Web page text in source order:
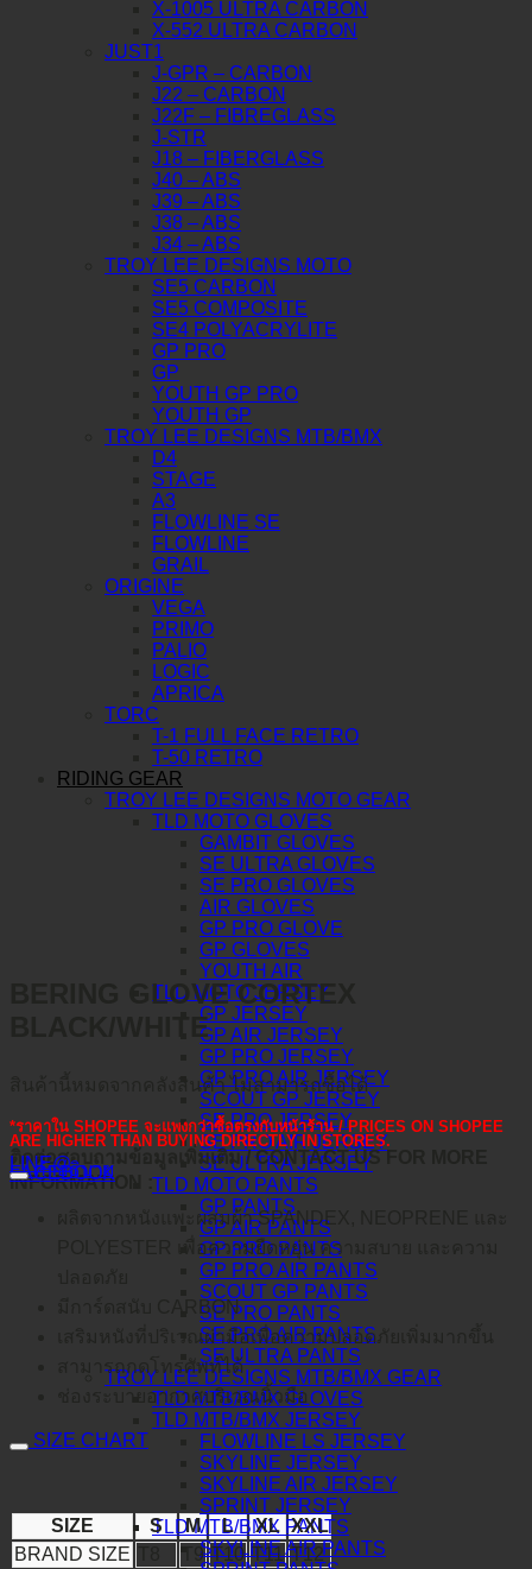
X-1005 ULTRA CARBON
X-552 ULTRA CARBON
JUST1
J-GPR – CARBON
J22 – CARBON
J22F – FIBREGLASS
J-STR
J18 – FIBERGLASS
J40 – ABS
J39 – ABS
J38 – ABS
J34 – ABS
TROY LEE DESIGNS MOTO
SE5 CARBON
SE5 COMPOSITE
SE4 POLYACRYLITE
GP PRO
GP
YOUTH GP PRO
YOUTH GP
TROY LEE DESIGNS MTB/BMX
D4
STAGE
A3
FLOWLINE SE
FLOWLINE
GRAIL
ORIGINE
VEGA
PRIMO
PALIO
LOGIC
APRICA
TORC
T-1 FULL FACE RETRO
T-50 RETRO
RIDING GEAR
TROY LEE DESIGNS MOTO GEAR
TLD MOTO GLOVES
GAMBIT GLOVES
SE ULTRA GLOVES
SE PRO GLOVES
AIR GLOVES
GP PRO GLOVE
GP GLOVES
YOUTH AIR
TLD MOTO JERSEY
GP JERSEY
GP AIR JERSEY
GP PRO JERSEY
GP PRO AIR JERSEY
SCOUT GP JERSEY
SE PRO JERSEY
SE PRO AIR JERSEY
SE ULTRA JERSEY
TLD MOTO PANTS
GP PANTS
GP AIR PANTS
GP PRO PANTS
GP PRO AIR PANTS
SCOUT GP PANTS
SE PRO PANTS
SE PRO AIR PANTS
SE ULTRA PANTS
TROY LEE DESIGNS MTB/BMX GEAR
TLD MTB/BMX GLOVES
TLD MTB/BMX JERSEY
FLOWLINE LS JERSEY
SKYLINE JERSEY
SKYLINE AIR JERSEY
SPRINT JERSEY
TLD MTB/BMX PANTS
SKYLINE AIR PANTS
BERING GLOVE CORTEX
BLACK/WHITE
สินค้านี้หมดจากคลังสินค้า ไม่สามารถซื้อได้
*ราคาใน SHOPEE จะแพงกว่าซื้อตรงกับหน้าร้าน / PRICES ON SHOPEE
ARE HIGHER THAN BUYING DIRECTLY IN STORES.
ติดต่อสอบถามข้อมูลเพิ่มเติม / CONTACT US FOR MORE
INFORMATION :
LINE@
FACEBOOK
คำอธิบาย
ผลิตจากหนังแพะผสมผ้า SPANDEX, NEOPRENE และ
POLYESTER เพื่อความยืดหยุ่น ความสบาย และความ
มีการ์ดสนับ CARBON
เสริมหนังที่ปริเวณผ่ามือเพื่อความปลอดภัยเพิ่มมากขึ้น
สามารถกดโทรศัพท์ได้
ช่องระบายอากาศบริเวณนิ้วมือ
SIZE CHART
SIZE S M L XL XXL
BRAND SIZE
T9 T10 T11 T12